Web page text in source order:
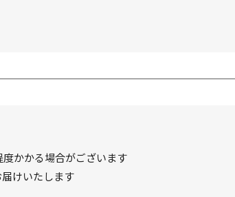
かかる場合がございます
けいたします